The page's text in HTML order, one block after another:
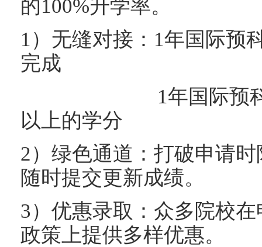
的100%升学率。
1）无缝对接：1年国际预
完成
1年国际预科＝美
以上的学分
2）绿色通道：打破申请
随时提交更新成绩。
3）优惠录取：众多院校
政策上提供多样优惠。